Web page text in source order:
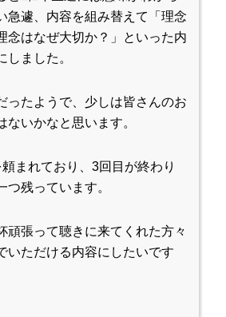
急遽、内容を組み替えて「理念
念はなぜ大切か？」といった内
しました。
ったようで、少しは皆さんのお
ないかなと思います。
まれており、3回目が終わり
つ残っています。
頑張って聴きに来てくれた方々
いただける内容にしたいです